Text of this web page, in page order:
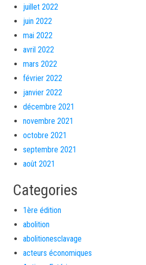
juillet 2022
juin 2022
mai 2022
avril 2022
mars 2022
février 2022
janvier 2022
décembre 2021
novembre 2021
octobre 2021
septembre 2021
août 2021
Categories
1ère édition
abolition
abolitionesclavage
acteurs économiques